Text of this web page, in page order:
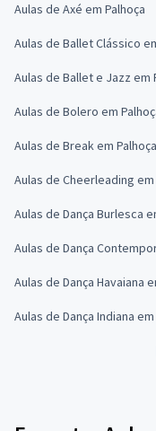
Aulas de Axé em Palhoça
Aulas de Ballet Clássico
Aulas de Ballet e Jazz em
Aulas de Bolero em
Aulas de Break em Palhoça
Aulas de Cheerleading em
Aulas de Dança Burlesca
Aulas de Dança
Aulas de Dança Havaiana
Aulas de Dança Indiana em